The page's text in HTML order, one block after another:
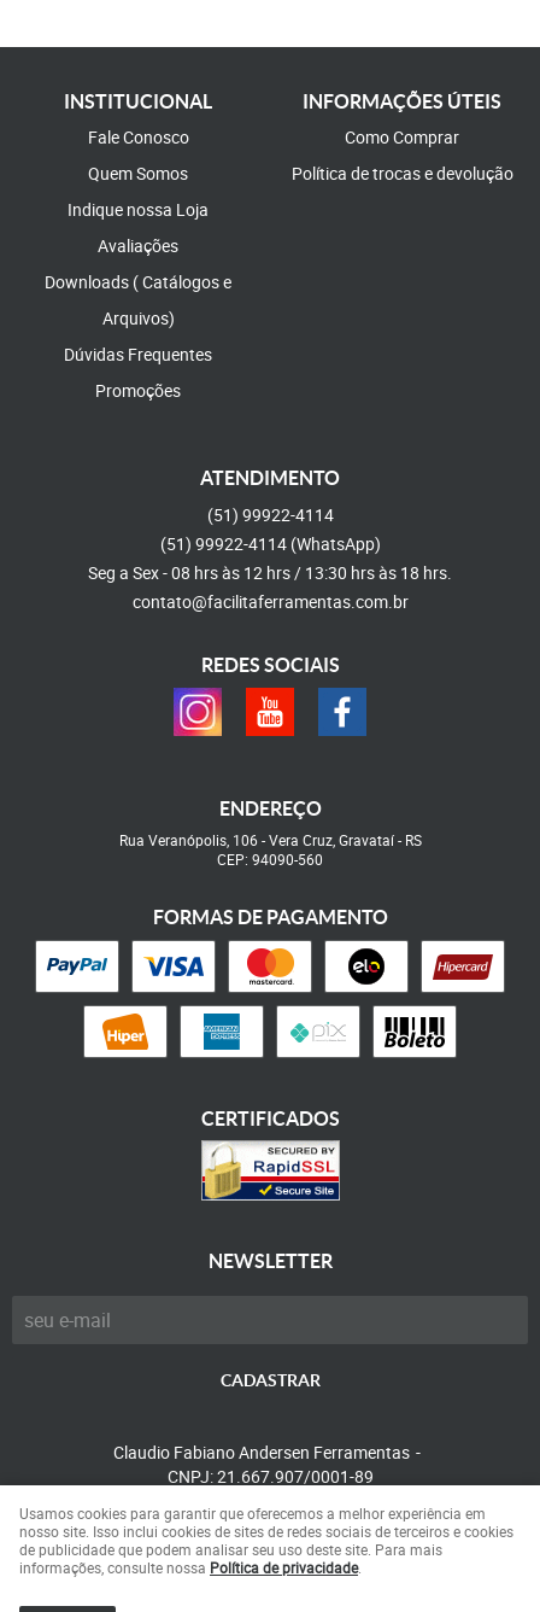
INSTITUCIONAL
Fale Conosco
Quem Somos
Indique nossa Loja
Avaliações
Downloads ( Catálogos e
Arquivos)
Dúvidas Frequentes
Promoções
INFORMAÇÕES ÚTEIS
Como Comprar
Política de trocas e devolução
ATENDIMENTO
(51) 99922-4114
(51) 99922-4114 (WhatsApp)
Seg a Sex - 08 hrs às 12 hrs / 13:30 hrs às 18 hrs.
contato@facilitaferramentas.com.br
REDES SOCIAIS
ENDEREÇO
Rua Veranópolis, 106 -Vera Cruz, Gravataí- RS
CEP: 94090-560
FORMAS DE PAGAMENTO
CERTIFICADOS
NEWSLETTER
CADASTRAR
Claudio Fabiano Andersen Ferramentas
CNPJ: 21.667.907/0001-89
LOJA VIRTUAL CRIADA POR
Usamos cookies para garantir que oferecemos a melhor experiência em
nosso site. Isso inclui cookies de sites de redes sociais de terceiros e cookies
de publicidade que podem analisar seu uso deste site. Para mais
informações, consulte nossa Política de privacidade.